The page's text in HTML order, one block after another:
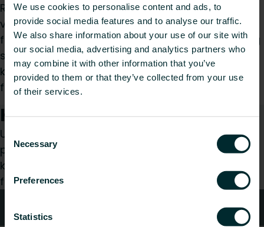
We use cookies to personalise content and ads, to
provide social media features and to analyse our traffic.
We also share information about your use of our site with
our social media, advertising and analytics partners who
may combine it with other information that you’ve
provided to them or that they’ve collected from your use
of their services.
Selection
Necessary
Preferences
Statistics
RAL 9016, specialfarver og galvaniserede
versioner, hvilket sikrer både æstetisk og
funktionel alsidighed. Dette beslag sikrer stabil og
sikker montering af radiatorer med forskellige
kolonneversioner, hvilket gør det ideelt til
forskellige installationsmiljøer.
Hvordan kan vi hjælpe dig?
Uanset om du er specificerer, installatør, arkitekt,
planlægger, grossist eller slutbruger, så vælg en
kategori, og vi vil med glæde tage os af din
forespørgsel.